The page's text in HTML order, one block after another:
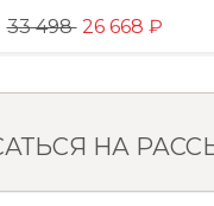
33 498 26 668 ₽
НА